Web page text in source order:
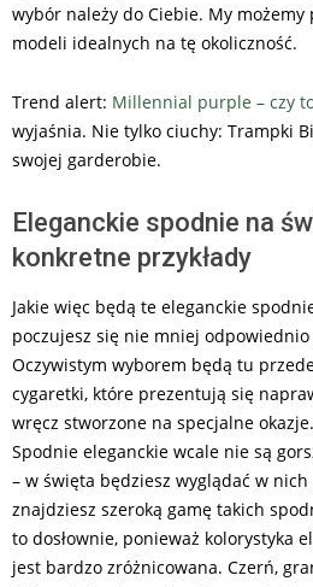
wybór należy do Ciebie. My
modeli idealnych na tę okoliczność.
Trend alert: Millennial purple – czy
wyjaśnia. Nie tylko ciuchy: Trampki
swojej garderobie.
Eleganckie spodnie na
konkretne przykłady
Jakie więc będą te eleganckie
poczujesz się nie mniej
Oczywistym wyborem będą tu
cygaretki, które prezentują się
wręcz stworzone na specjalne
Spodnie eleganckie wcale nie są
– w święta będziesz wyglądać w
znajdziesz szeroką gamę takich
to dosłownie, ponieważ kolorystyka
jest bardzo zróżnicowana. Czerń,